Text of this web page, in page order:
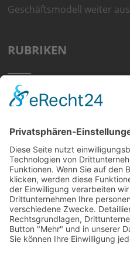
Geschäftsmodell weiter aus
RUBRIKEN
Home
Tipps
Wissen
Strom Top30
F&A
News